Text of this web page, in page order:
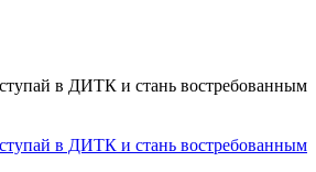
в ДИТК и стань востребованным
в ДИТК и стань востребованным